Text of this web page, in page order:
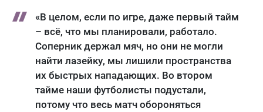
«В целом, если по игре, даже первый тайм
– всё, что мы планировали, работало.
Соперник держал мяч, но они не могли
найти лазейку, мы лишили пространства
их быстрых нападающих. Во втором
тайме наши футболисты подустали,
потому что весь матч обороняться